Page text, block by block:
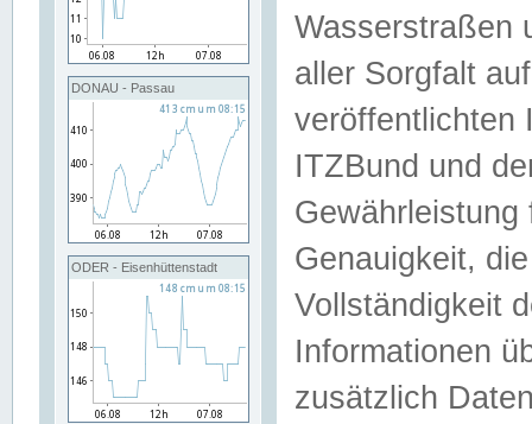
DONAU - Passau
ODER - Eisenhüttenstadt
Wasserstraßen
aller Sorgfalt
veröffentlichten
ITZBund und
Genauigkeit,
Vollständigkeit
Informationen
zusätzlich